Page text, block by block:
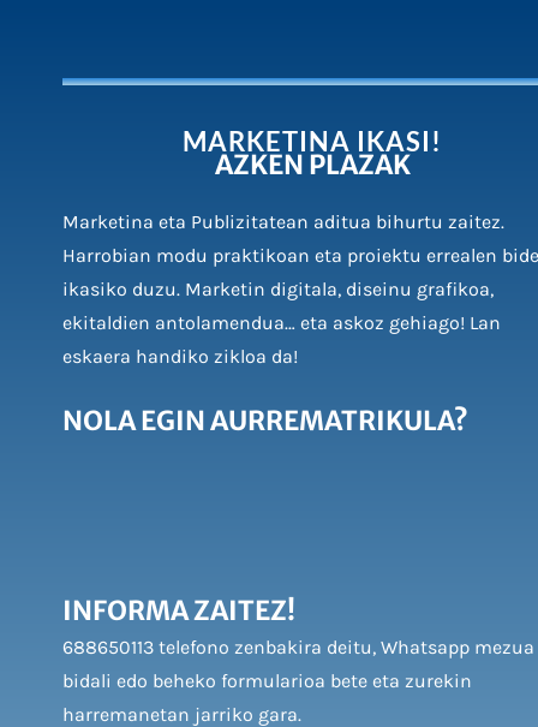
MARKETINA IKASI!
AZKEN PLAZAK
Marketina eta Publizitatean aditua bihurtu zaitez.
Harrobian modu praktikoan eta proiektu errealen
ikasiko duzu. Marketin digitala, diseinu grafikoa,
ekitaldien antolamendua… eta askoz gehiago! Lan
eskaera handiko zikloa da!
NOLA EGIN AURREMATRIKULA?
INFORMA ZAITEZ!
688650113 telefono zenbakira deitu, Whatsapp mezua
bidali edo beheko formularioa bete eta zurekin
harremanetan jarriko gara.